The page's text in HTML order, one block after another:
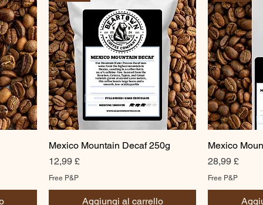
Mexico Mountain Decaf 250g
Prezzo
12,99 £
Free P&P
Aggiungi al carrello
Mexico
Prezzo
28,99 £
Free P&P